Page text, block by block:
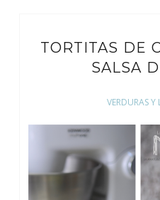
TORTITAS DE
SALSA
VERDURAS Y